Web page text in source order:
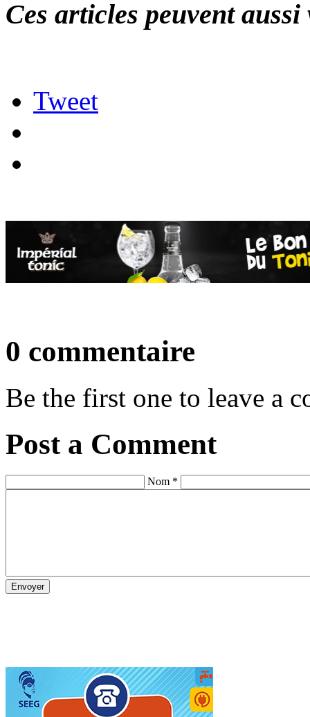
Ces articles peuvent
Tweet
0 commentaire
Be the first one to leave a
Post a Comment
Nom *